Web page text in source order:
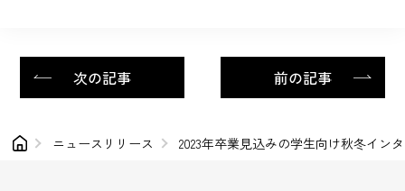
次の記事 前の記事
ニュースリリース 2023年卒業見込みの学生向け秋冬イン